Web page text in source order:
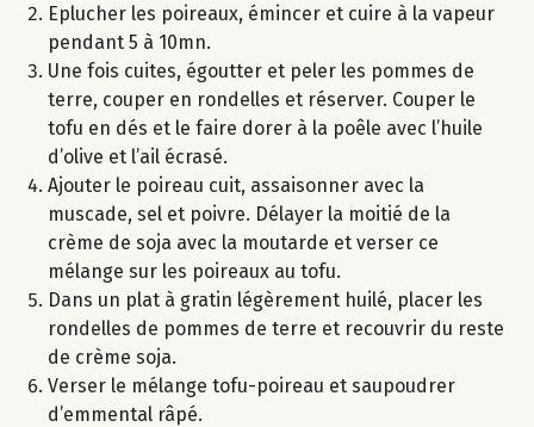
Eplucher les poireaux, émincer et cuire à la vapeur
pendant 5 à 10mn.
Une fois cuites, égoutter et peler les pommes de
terre, couper en rondelles et réserver. Couper le
tofu en dés et le faire dorer à la poêle avec l’huile
d’olive et l’ail écrasé.
Ajouter le poireau cuit, assaisonner avec la
muscade, sel et poivre. Délayer la moitié de la
crème de soja avec la moutarde et verser ce
mélange sur les poireaux au tofu.
Dans un plat à gratin légèrement huilé, placer les
rondelles de pommes de terre et recouvrir du reste
de crème soja.
Verser le mélange tofu-poireau et saupoudrer
d’emmental râpé.